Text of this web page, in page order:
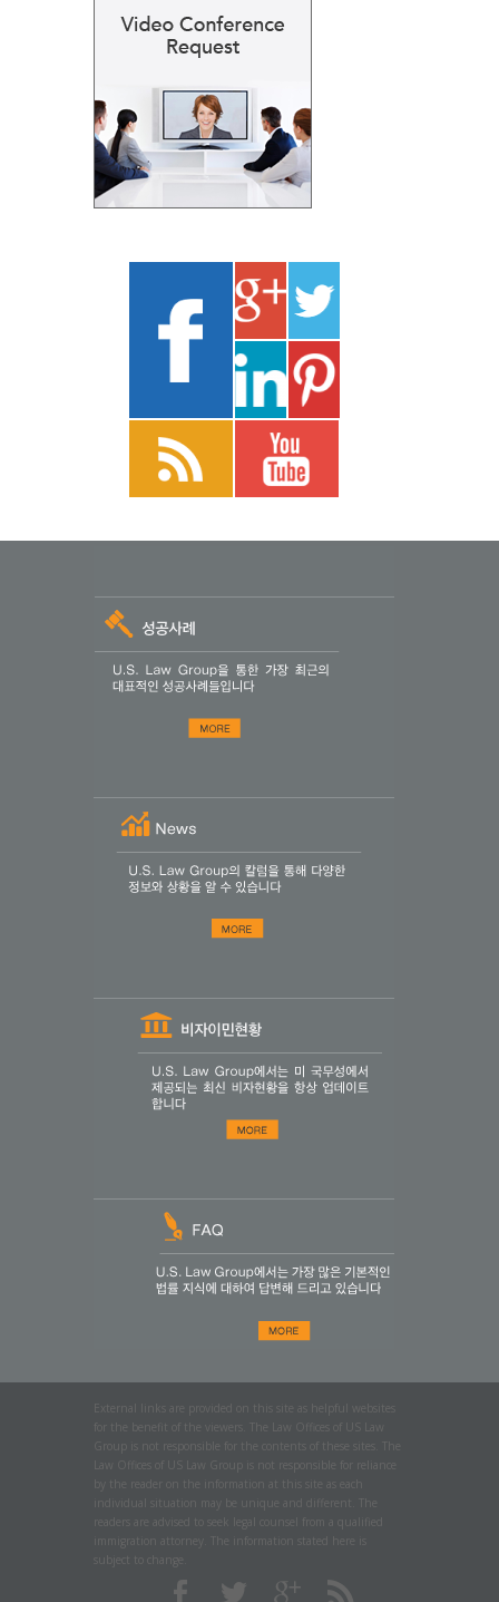
External links are provided on this site as helpful websites
for the benefit of the viewers. The Law Offices of US Law
Group is not responsible for the contents of these sites. The
Law Offices of US Law Group is not responsible for reliance
by the reader on the information at this site as each
individual situation may be unique and different. The
readers are advised to seek legal counsel from a qualified
immigration attorney. The information stated here is
subject to change.